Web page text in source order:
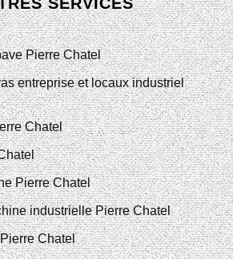
Pierre Chatel
entreprise et locaux industriel
Chatel
Pierre Chatel
industrielle Pierre Chatel
Chatel